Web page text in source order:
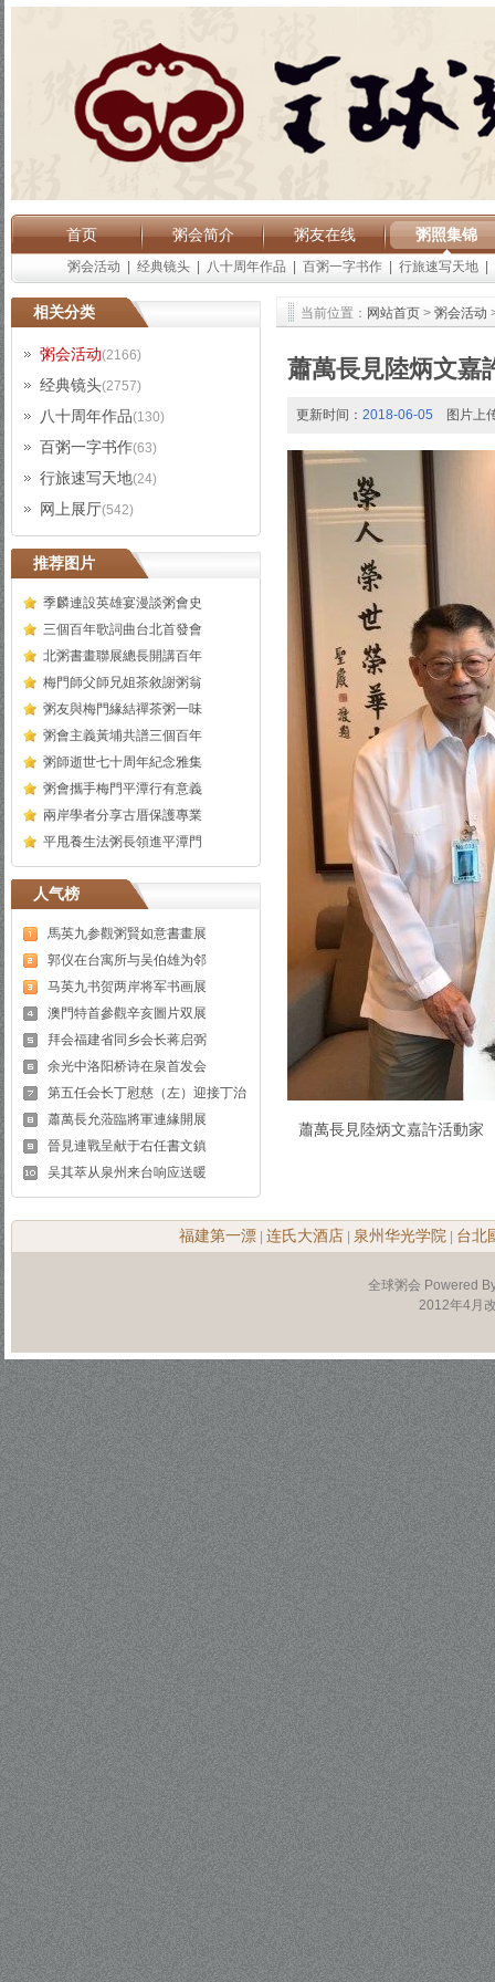
首页 粥会简介 粥友在线 粥照集锦
粥会活动 经典镜头 八十周年作品 百粥一字书作 行旅速写天地
相关分类
粥会活动(2166)
经典镜头(2757)
八十周年作品(130)
百粥一字书作(63)
行旅速写天地(24)
网上展厅(542)
推荐图片
季麟連設英雄宴漫談粥會史
三個百年歌詞曲台北首發會
北粥書畫聯展總長開講百年
梅門師父師兄姐茶敘謝粥翁
粥友與梅門緣結禪茶粥一味
粥會主義黃埔共譜三個百年
粥師逝世七十周年紀念雅集
粥會攜手梅門平潭行有意義
兩岸學者分享古厝保護專業
平甩養生法粥長領進平潭門
人气榜
馬英九参觀粥賢如意書畫展
郭仪在台寓所与吴伯雄为邻
马英九书贺两岸将军书画展
澳門特首參觀辛亥圖片双展
拜会福建省同乡会长蒋启弼
余光中洛阳桥诗在泉首发会
第五任会长丁慰慈（左）迎接丁治
蕭萬長允蒞臨將軍連緣開展
晉見連戰呈献于右任書文鎮
吴其萃从泉州来台响应送暖
当前位置： 网站首页 > 粥会活动
蕭萬長見陸炳文嘉
更新时间： 2018-06-05 图片上
蕭萬長見陸炳文嘉許活動家
福建第一漂 连氏大酒店 泉州华光学院 台北
全球粥会 Powered
2012年4月